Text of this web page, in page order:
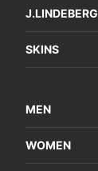
J.LINDEBERG
SKINS
MEN
WOMEN